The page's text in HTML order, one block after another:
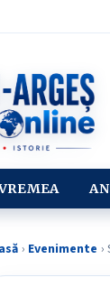
› Evenimente ›